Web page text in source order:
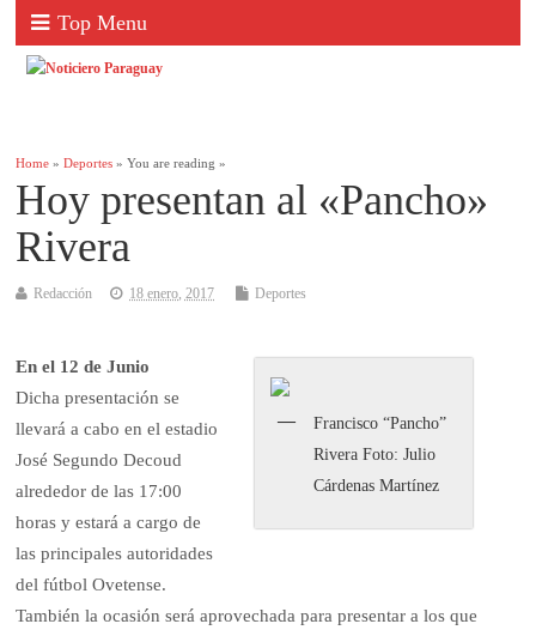
Top Menu
Home »Deportes » You are reading »
Hoy presentan al «Pancho»
Rivera
Redacción 18 enero, 2017 Deportes
Francisco “Pancho”
Rivera Foto: Julio
Cárdenas Martínez
En el 12 de Junio
Dicha presentación se
llevará a cabo en el estadio
José Segundo Decoud
alrededor de las 17:00
horas y estará a cargo de
las principales autoridades
del fútbol Ovetense.
También la ocasión será aprovechada para presentar a los que